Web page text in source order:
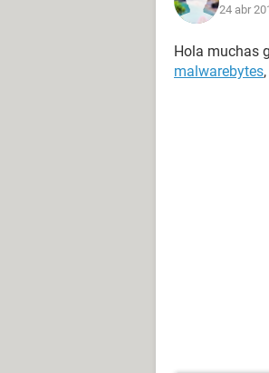
24 abr
Hola muchas
malwarebytes